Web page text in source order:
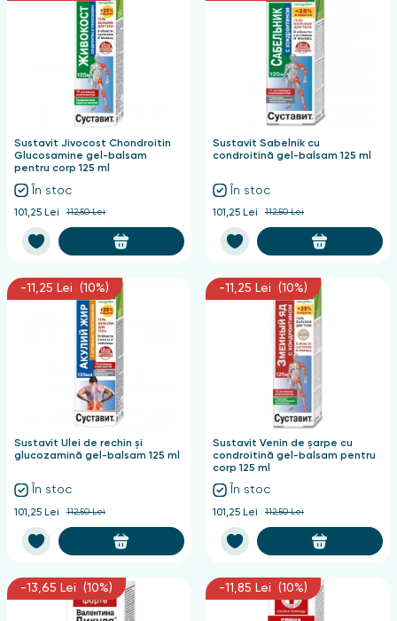
Sustavit Jivocost Chondroitin
Glucosamine gel-balsam
pentru corp 125 ml
În stoc
101,25 Lei 112,50 Lei
Sustavit Sabelnik cu
condroitină gel-balsam 125 ml
În stoc
101,25 Lei 112,50 Lei
-11,25 Lei (10%)
Sustavit Ulei de rechin și
glucozamină gel-balsam 125 ml
În stoc
101,25 Lei 112,50 Lei
-11,25 Lei (10%)
Sustavit Venin de șarpe cu
condroitină gel-balsam pentru
corp 125 ml
În stoc
101,25 Lei 112,50 Lei
-13,65 Lei (10%) -11,85 Lei (10%)